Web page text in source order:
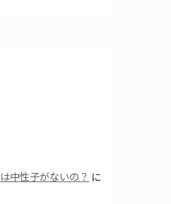
中性子がないの？ に